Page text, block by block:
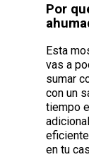
Por
Esta
vas a
sumar
con un
tiempo
en tu